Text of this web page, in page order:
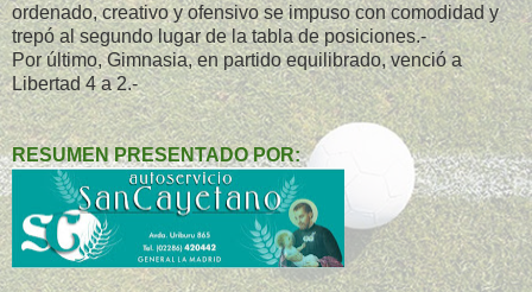
ordenado, creativo y ofensivo se impuso con comodidad y
trepó al segundo lugar de la tabla de posiciones.-
Por último, Gimnasia, en partido equilibrado, venció a
Libertad 4 a 2.-
RESUMEN PRESENTADO POR: